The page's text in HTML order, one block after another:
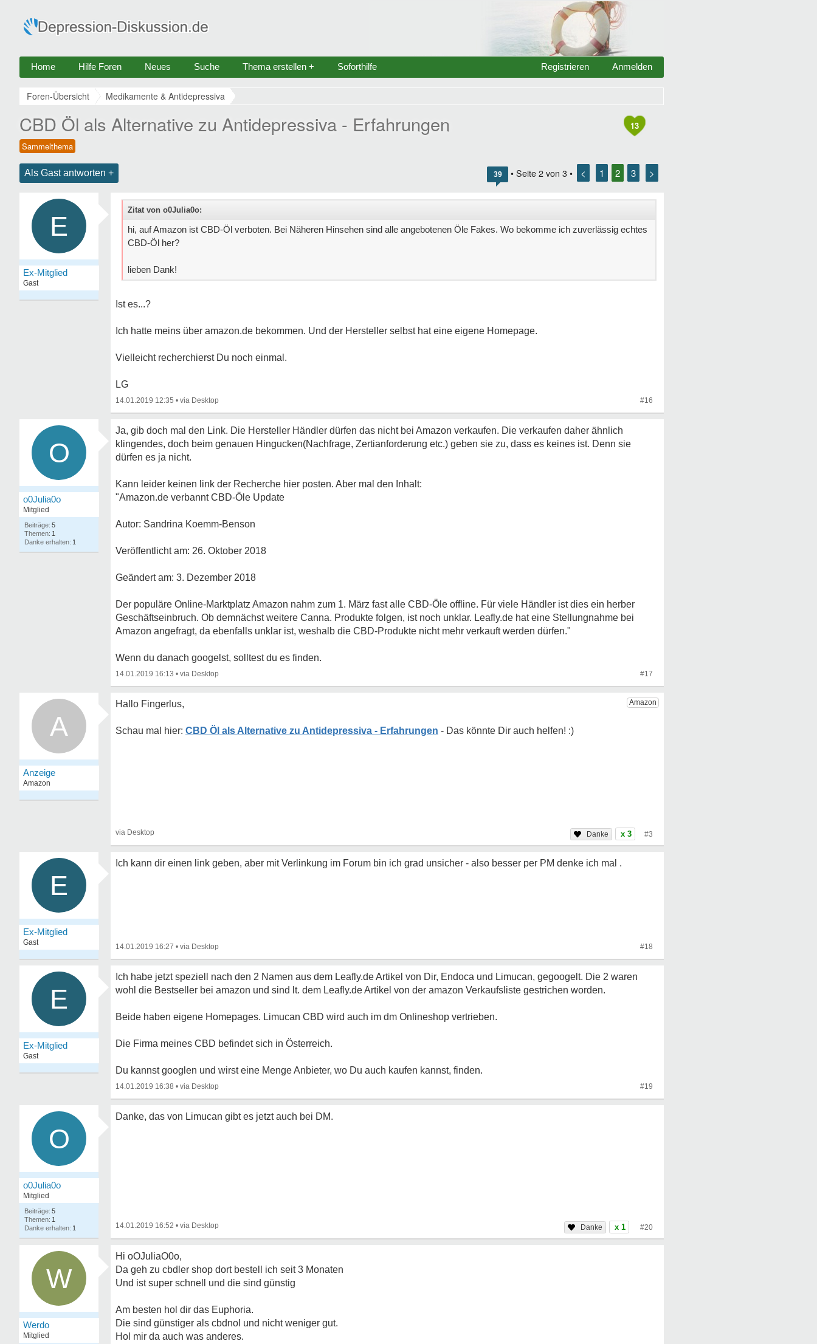
Home Hilfe Foren Neues Suche Thema erstellen + Soforthilfe Anmelden
Registrieren
Foren-Übersicht Medikamente & Antidepressiva
13
CBD Öl als Alternative zu Antidepressiva - Erfahrungen
Als Gast antworten + 39 • Seite 2 von 3 • < 1 2 3 >
E
Ex-Mitglied
Gast
Zitat von o0Julia0o:
hi, auf Amazon ist CBD-Öl verboten. Bei Näheren Hinsehen sind alle angebotenen Öle Fakes. Wo bekomme ich zuverlässig echtes
CBD-Öl her?
lieben Dank!
Ist es...?
Ich hatte meins über amazon.de bekommen. Und der Hersteller selbst hat eine eigene Homepage.
Vielleicht recherchierst Du noch einmal.
LG
14.01.2019 12:35 • #16
O
o0Julia0o
Mitglied
5
1
1
Ja, gib doch mal den Link. Die Hersteller Händler dürfen das nicht bei Amazon verkaufen. Die verkaufen daher ähnlich
klingendes, doch beim genauen Hingucken(Nachfrage, Zertianforderung etc.) geben sie zu, dass es keines ist. Denn sie
dürfen es ja nicht.
Kann leider keinen link der Recherche hier posten. Aber mal den Inhalt:
"Amazon.de verbannt CBD-Öle Update
Autor: Sandrina Koemm-Benson
Veröffentlicht am: 26. Oktober 2018
Geändert am: 3. Dezember 2018
Der populäre Online-Marktplatz Amazon nahm zum 1. März fast alle CBD-Öle offline. Für viele Händler ist dies ein herber
Geschäftseinbruch. Ob demnächst weitere Canna. Produkte folgen, ist noch unklar. Leafly.de hat eine Stellungnahme bei
Amazon angefragt, da ebenfalls unklar ist, weshalb die CBD-Produkte nicht mehr verkauft werden dürfen."
Wenn du danach googelst, solltest du es finden.
14.01.2019 16:13 • #17
A
Hallo Fingerlus,
CBD Öl als Alternative zu Antidepressiva - Erfahrungen
x 3 #3
E
Ex-Mitglied
Gast
Ich kann dir einen link geben, aber mit Verlinkung im Forum bin ich grad unsicher - also besser per PM denke ich mal .
14.01.2019 16:27 • #18
E
Ex-Mitglied
Gast
Ich habe jetzt speziell nach den 2 Namen aus dem Leafly.de Artikel von Dir, Endoca und Limucan, gegoogelt. Die 2 waren
wohl die Bestseller bei amazon und sind lt. dem Leafly.de Artikel von der amazon Verkaufsliste gestrichen worden.
Beide haben eigene Homepages. Limucan CBD wird auch im dm Onlineshop vertrieben.
Die Firma meines CBD befindet sich in Österreich.
Du kannst googlen und wirst eine Menge Anbieter, wo Du auch kaufen kannst, finden.
14.01.2019 16:38 • #19
O
o0Julia0o
Mitglied
5
1
1
Danke, das von Limucan gibt es jetzt auch bei DM.
14.01.2019 16:52 • x 1 #20
W
Werdo
Mitglied
Hi oOJuliaO0o,
Da geh zu cbdler shop dort bestell ich seit 3 Monaten
Und ist super schnell und die sind günstig
Am besten hol dir das Euphoria.
Die sind günstiger als cbdnol und nicht weniger gut.
Hol mir da auch was anderes.